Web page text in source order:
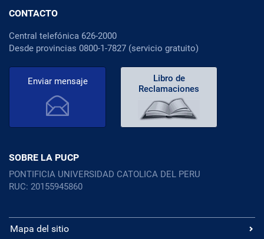
CONTACTO
Central telefónica 626-2000
Desde provincias 0800-1-7827 (servicio gratuito)
Enviar mensaje
Libro de
Reclamaciones
SOBRE LA PUCP
PONTIFICIA UNIVERSIDAD CATOLICA DEL PERU
RUC: 20155945860
Mapa del sitio